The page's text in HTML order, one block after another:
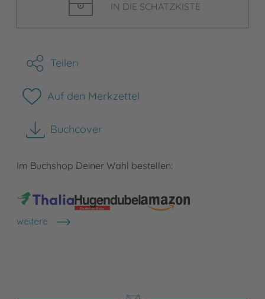
IN DIE SCHATZKISTE
Teilen
Auf den Merkzettel
Buchcover
herunterladen
Im Buchshop Deiner Wahl bestellen:
weitere
Shops anzeigen